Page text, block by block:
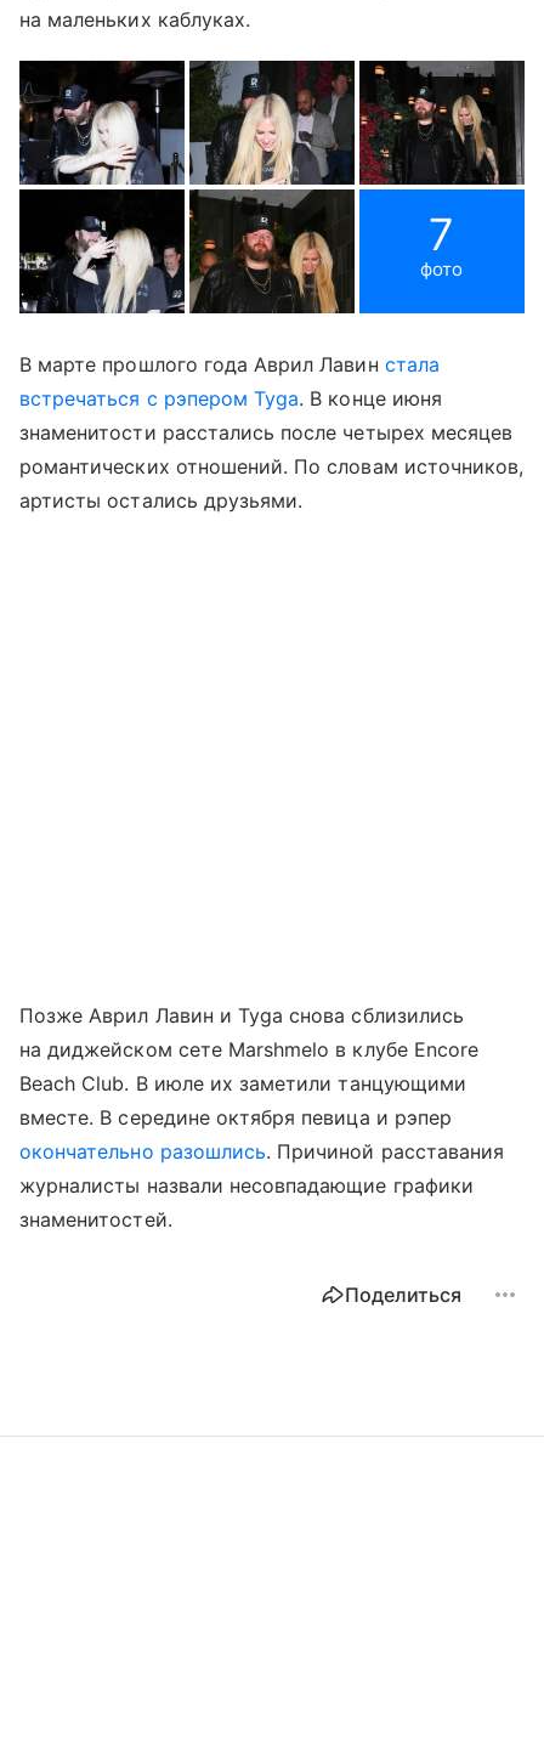
на маленьких каблуках.
7
фото
В марте прошлого года Аврил Лавин стала
встречаться с рэпером Tyga. В конце июня
знаменитости расстались после четырех месяцев
романтических отношений. По словам источников,
артисты остались друзьями.
Позже Аврил Лавин и Tyga снова сблизились
на диджейском сете Marshmelo в клубе Encore
Beach Club. В июле их заметили танцующими
вместе. В середине октября певица и рэпер
окончательно разошлись. Причиной расставания
журналисты назвали несовпадающие графики
знаменитостей.
Поделиться